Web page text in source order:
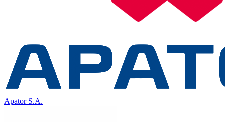
Apator S.A.